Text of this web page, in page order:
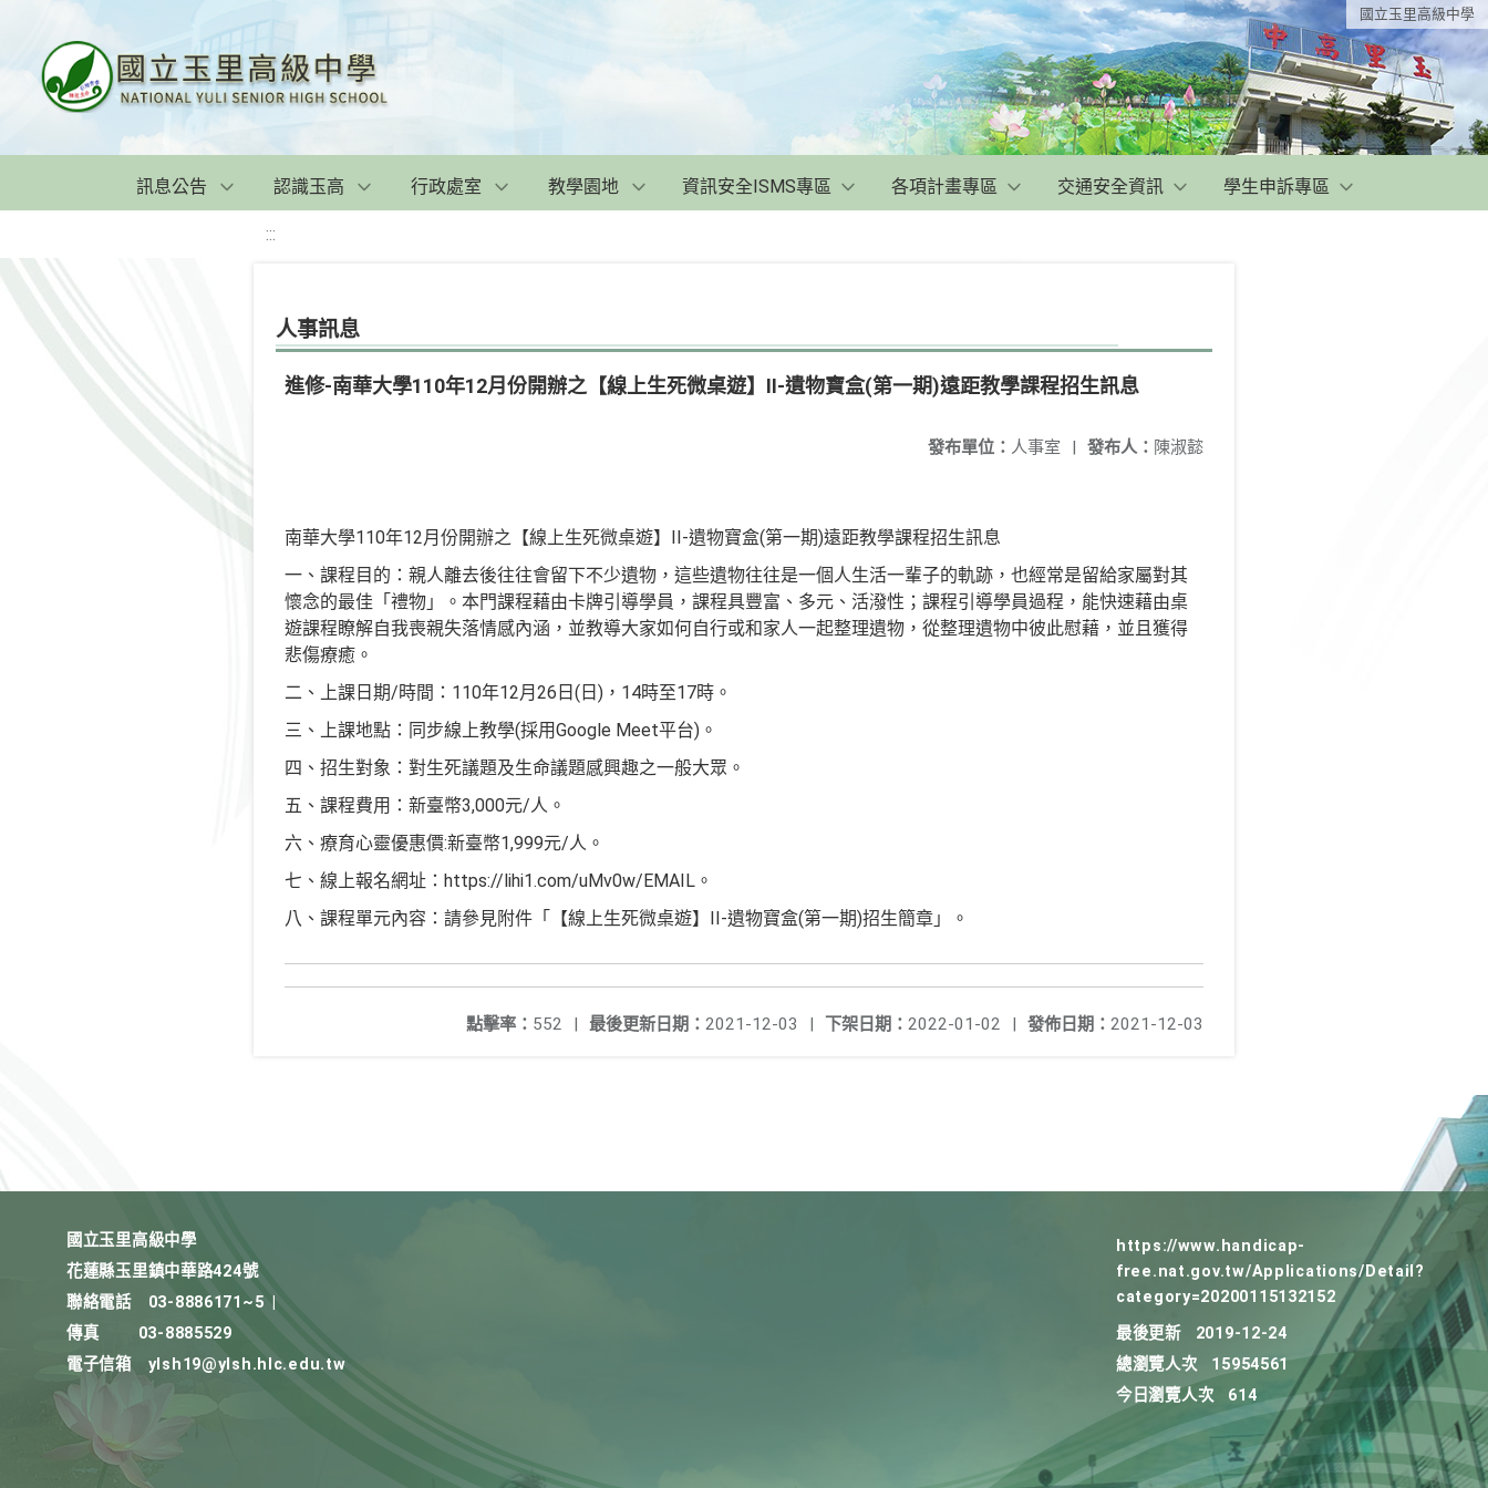
國立玉里高級中學
訊息公告 認識玉高 行政處室 教學園地 資訊安全ISMS專區 各項計畫專區 交通安全資訊 學生申訴專區
:::
人事訊息
進修-南華大學110年12月份開辦之【線上生死微桌遊】II-遺物寶盒(第一期)遠距教學課程招生訊息
發布人： 陳淑懿
發布單位： 人事室 |
南華大學110年12月份開辦之【線上生死微桌遊】II-遺物寶盒(第一期)遠距教學課程招生訊息
一、課程目的：親人離去後往往會留下不少遺物，這些遺物往往是一個人生活一輩子的軌跡，也經常是留給家屬對其
懷念的最佳「禮物」。本門課程藉由卡牌引導學員，課程具豐富、多元、活潑性；課程引導學員過程，能快速藉由桌
遊課程瞭解自我喪親失落情感內涵，並教導大家如何自行或和家人一起整理遺物，從整理遺物中彼此慰藉，並且獲得
悲傷療癒。
二、上課日期/時間：110年12月26日(日)，14時至17時。
三、上課地點：同步線上教學(採用Google Meet平台)。
四、招生對象：對生死議題及生命議題感興趣之一般大眾。
五、課程費用：新臺幣3,000元/人。
六、療育心靈優惠價:新臺幣1,999元/人。
七、線上報名網址：https://lihi1.com/uMv0w/EMAIL。
八、課程單元內容：請參見附件「【線上生死微桌遊】II-遺物寶盒(第一期)招生簡章」。
發佈日期： 2021-12-03
下架日期： 2022-01-02 |
最後更新日期： 2021-12-03 |
點擊率： 552 |
國立玉里高級中學
花蓮縣玉里鎮中華路424號
聯絡電話
03-8886171~5
傳真
03-8885529
電子信箱
ylsh19@ylsh.hlc.edu.tw
https://www.handicap-
free.nat.gov.tw/Applications/Detail?
category=20200115132152
最後更新
2019-12-24
總瀏覽人次
15954561
今日瀏覽人次
614